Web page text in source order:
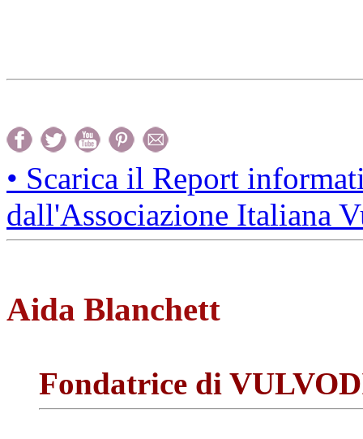
• Scarica il Report
dall'Associazione Italiana
Aida Blanchett
Fondatrice di